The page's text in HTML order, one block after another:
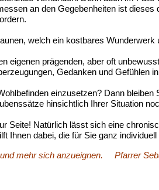
an den Gegebenheiten ist
welch ein kostbares
eigenen prägenden, aber oft
Gedanken und Gefühlen
einzusetzen? Dann
hinsichtlich Ihrer Situation
Seite! Natürlich lässt sich eine
Ihnen dabei, die für Sie ganz
mehr sich anzueignen. Pfarrer